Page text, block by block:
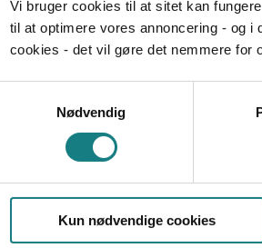
Vi bruger cookies til at sitet kan
til at optimere vores annoncering - og
cookies - det vil gøre det nemmere for
Nødvendig
Kun nødvendige cookies